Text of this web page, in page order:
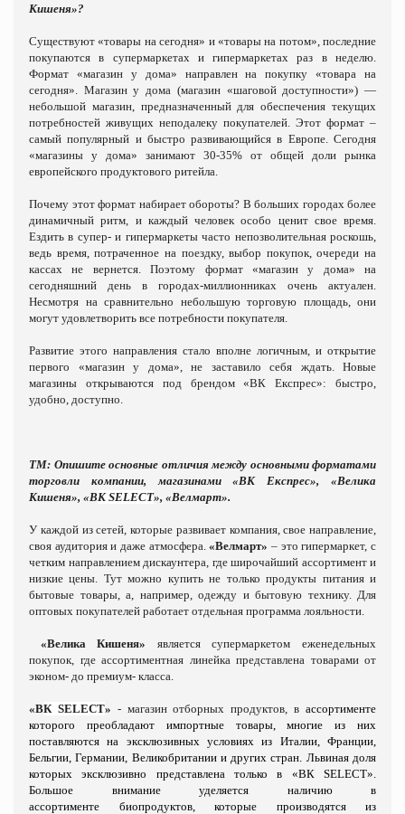
Кишеня»?
Существуют «товары на сегодня» и «товары на потом», последние
покупаются в супермаркетах и гипермаркетах раз в неделю.
Формат «магазин у дома» направлен на покупку «товара на
сегодня». Магазин у дома (магазин «шаговой доступности») —
небольшой магазин, предназначенный для обеспечения текущих
потребностей живущих неподалеку покупателей. Этот формат –
самый популярный и быстро развивающийся в Европе. Сегодня
«магазины у дома» занимают 30-35% от общей доли рынка
европейского продуктового ритейла.
Почему этот формат набирает обороты? В больших городах более
динамичный ритм, и каждый человек особо ценит свое время.
Ездить в супер- и гипермаркеты часто непозволительная роскошь,
ведь время, потраченное на поездку, выбор покупок, очереди на
кассах не вернется. Поэтому формат «магазин у дома» на
сегодняшний день в городах-миллионниках очень актуален.
Несмотря на сравнительно небольшую торговую площадь, они
могут удовлетворить все потребности покупателя.
Развитие этого направления стало вполне логичным, и открытие
первого «магазин у дома», не заставило себя ждать. Новые
магазины открываются под брендом «ВК Експрес»: быстро,
удобно, доступно.
ТМ: Опишите основные отличия между основными форматами
торговли компании, магазинами «ВК Експрес», «Велика
Кишеня», «ВК SELECT», «Велмарт».
У каждой из сетей, которые развивает компания, свое направление,
своя аудитория и даже атмосфера. «Велмарт» – это гипермаркет, с
четким направлением дискаунтера, где широчайший ассортимент и
низкие цены. Тут можно купить не только продукты питания и
бытовые товары, а, например, одежду и бытовую технику. Для
оптовых покупателей работает отдельная программа лояльности.
«Велика Кишеня» является супермаркетом еженедельных
покупок, где ассортиментная линейка представлена товарами от
эконом- до премиум- класса.
«ВК SELECT» - магазин отборных продуктов, в ассортименте
которого преобладают
импортные товары, многие из них
поставляются на эксклюзивных условиях
из Италии, Франции,
Бельгии, Германии, Великобритании и других стран. Львиная доля
которых эксклюзивно представлена только в «ВК SELECT».
Большое внимание уделяется наличию в
ассортименте
биопродуктов, которые производятся
из